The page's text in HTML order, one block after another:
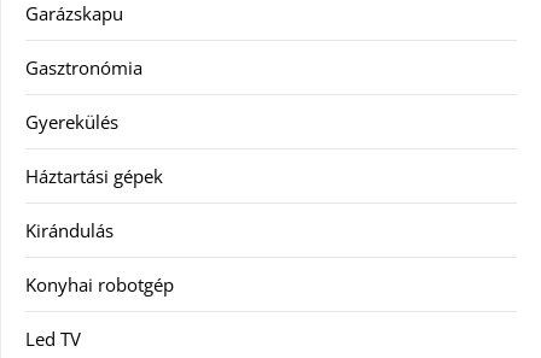
Garázskapu
Gasztronómia
Gyerekülés
Háztartási gépek
Kirándulás
Konyhai robotgép
Led TV